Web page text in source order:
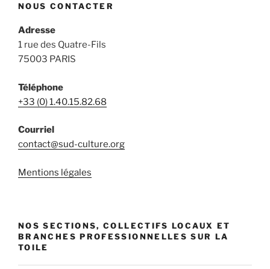
NOUS CONTACTER
Adresse
1 rue des Quatre-Fils
75003 PARIS
Téléphone
+33 (0) 1.40.15.82.68
Courriel
contact@sud-culture.org
Mentions légales
NOS SECTIONS, COLLECTIFS LOCAUX ET
BRANCHES PROFESSIONNELLES SUR LA
TOILE